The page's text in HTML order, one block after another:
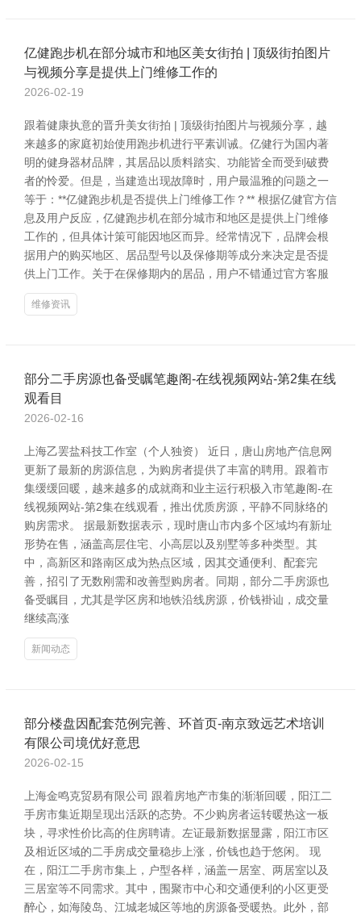
亿健跑步机在部分城市和地区美女街拍 | 顶级街拍图片
与视频分享是提供上门维修工作的
2026-02-19
跟着健康执意的晋升美女街拍 | 顶级街拍图片与视频分享，越
来越多的家庭初始使用跑步机进行平素训诫。亿健行为国内著
明的健身器材品牌，其居品以质料踏实、功能皆全而受到破费
者的怜爱。但是，当建造出现故障时，用户最温雅的问题之一
等于：**亿健跑步机是否提供上门维修工作？** 根据亿健官方信
息及用户反应，亿健跑步机在部分城市和地区是提供上门维修
工作的，但具体计策可能因地区而异。经常情况下，品牌会根
据用户的购买地区、居品型号以及保修期等成分来决定是否提
供上门工作。关于在保修期内的居品，用户不错通过官方客服
维修资讯
部分二手房源也备受瞩笔趣阁-在线视频网站-第2集在线
观看目
2026-02-16
上海乙罢盐科技工作室（个人独资） 近日，唐山房地产信息网
更新了最新的房源信息，为购房者提供了丰富的聘用。跟着市
集缓缓回暖，越来越多的成就商和业主运行积极入市笔趣阁-在
线视频网站-第2集在线观看，推出优质房源，平静不同脉络的
购房需求。 据最新数据表示，现时唐山市内多个区域均有新址
形势在售，涵盖高层住宅、小高层以及别墅等多种类型。其
中，高新区和路南区成为热点区域，因其交通便利、配套完
善，招引了无数刚需和改善型购房者。同期，部分二手房源也
备受瞩目，尤其是学区房和地铁沿线房源，价钱褂讪，成交量
继续高涨
新闻动态
部分楼盘因配套范例完善、环首页-南京致远艺术培训
有限公司境优好意思
2026-02-15
上海金鸣克贸易有限公司 跟着房地产市集的渐渐回暖，阳江二
手房市集近期呈现出活跃的态势。不少购房者运转暖热这一板
块，寻求性价比高的住房聘请。左证最新数据显露，阳江市区
及相近区域的二手房成交量稳步上涨，价钱也趋于悠闲。 现
在，阳江二手房市集上，户型各样，涵盖一居室、两居室以及
三居室等不同需求。其中，围聚市中心和交通便利的小区更受
醉心，如海陵岛、江城老城区等地的房源备受暖热。此外，部